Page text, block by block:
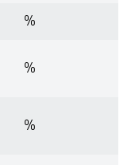
%
%
%